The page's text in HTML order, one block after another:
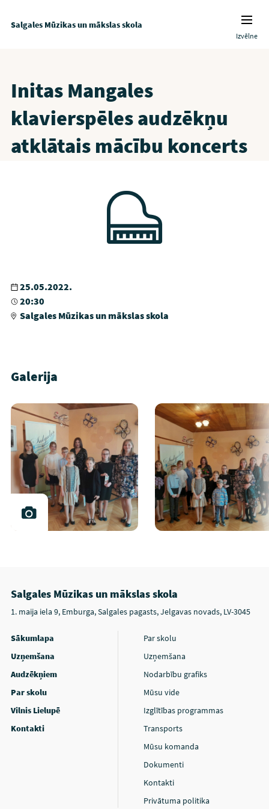
Salgales Mūzikas un mākslas skola
Izvēlne
Initas Mangales
klavierspēles audzēkņu
atklātais mācību koncerts
25.05.2022.
20:30
Salgales Mūzikas un mākslas skola
Galerija
Salgales Mūzikas un mākslas skola
1. maija iela 9, Emburga, Salgales pagasts, Jelgavas novads, LV-3045
Sākumlapa
Uzņemšana
Audzēkņiem
Par skolu
Vilnis Lielupē
Kontakti
Par skolu
Uzņemšana
Nodarbību grafiks
Mūsu vide
Izglītības programmas
Transports
Mūsu komanda
Dokumenti
Kontakti
Privātuma politika